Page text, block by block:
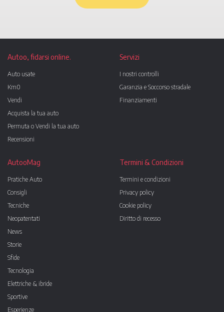
Autoo, fidarsi online.
Auto usate
Km0
Vendi
Acquista la tua auto
Permuta o Vendi la tua auto
Recensioni
Servizi
I nostri controlli
Garanzia e Soccorso stradale
Finanziamenti
AutooMag
Pratiche Auto
Consigli
Tecniche
Neopatentati
News
Storie
Sfide
Tecnologia
Elettriche & ibride
Sportive
Esperienze
Termini & Condizioni
Termini e condizioni
Privacy policy
Cookie policy
Diritto di recesso